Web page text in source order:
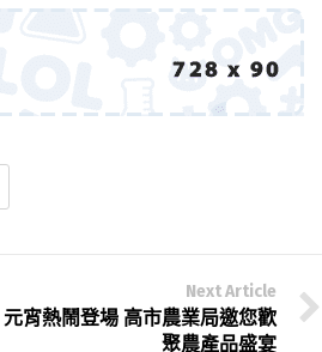
Next Article
元宵熱鬧登場 高市農業局邀您歡
聚農產品盛宴